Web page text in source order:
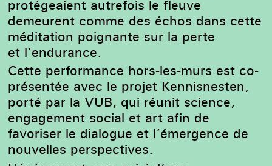
protégeaient autrefois le fleuve
demeurent comme des échos dans cette
méditation poignante sur la perte
et l’endurance.
Cette performance hors-les-murs est co-
présentée avec le projet Kennisnesten,
porté par la VUB, qui réunit science,
engagement social et art afin de
favoriser le dialogue et l’émergence de
nouvelles perspectives.